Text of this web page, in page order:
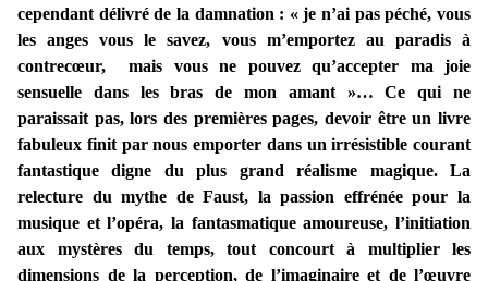
cependant délivré de la damnation : « je n’ai pas péché, vous
les anges vous le savez, vous m’emportez au paradis à
contrecœur, mais vous ne pouvez qu’accepter ma joie
sensuelle dans les bras de mon amant »… Ce qui ne
paraissait pas, lors des premières pages, devoir être un livre
fabuleux finit par nous emporter dans un irrésistible courant
fantastique digne du plus grand réalisme magique. La
relecture du mythe de Faust, la passion effrénée pour la
musique et l’opéra, la fantasmatique amoureuse, l’initiation
aux mystères du temps, tout concourt à multiplier les
dimensions de la perception, de l’imaginaire et de l’œuvre